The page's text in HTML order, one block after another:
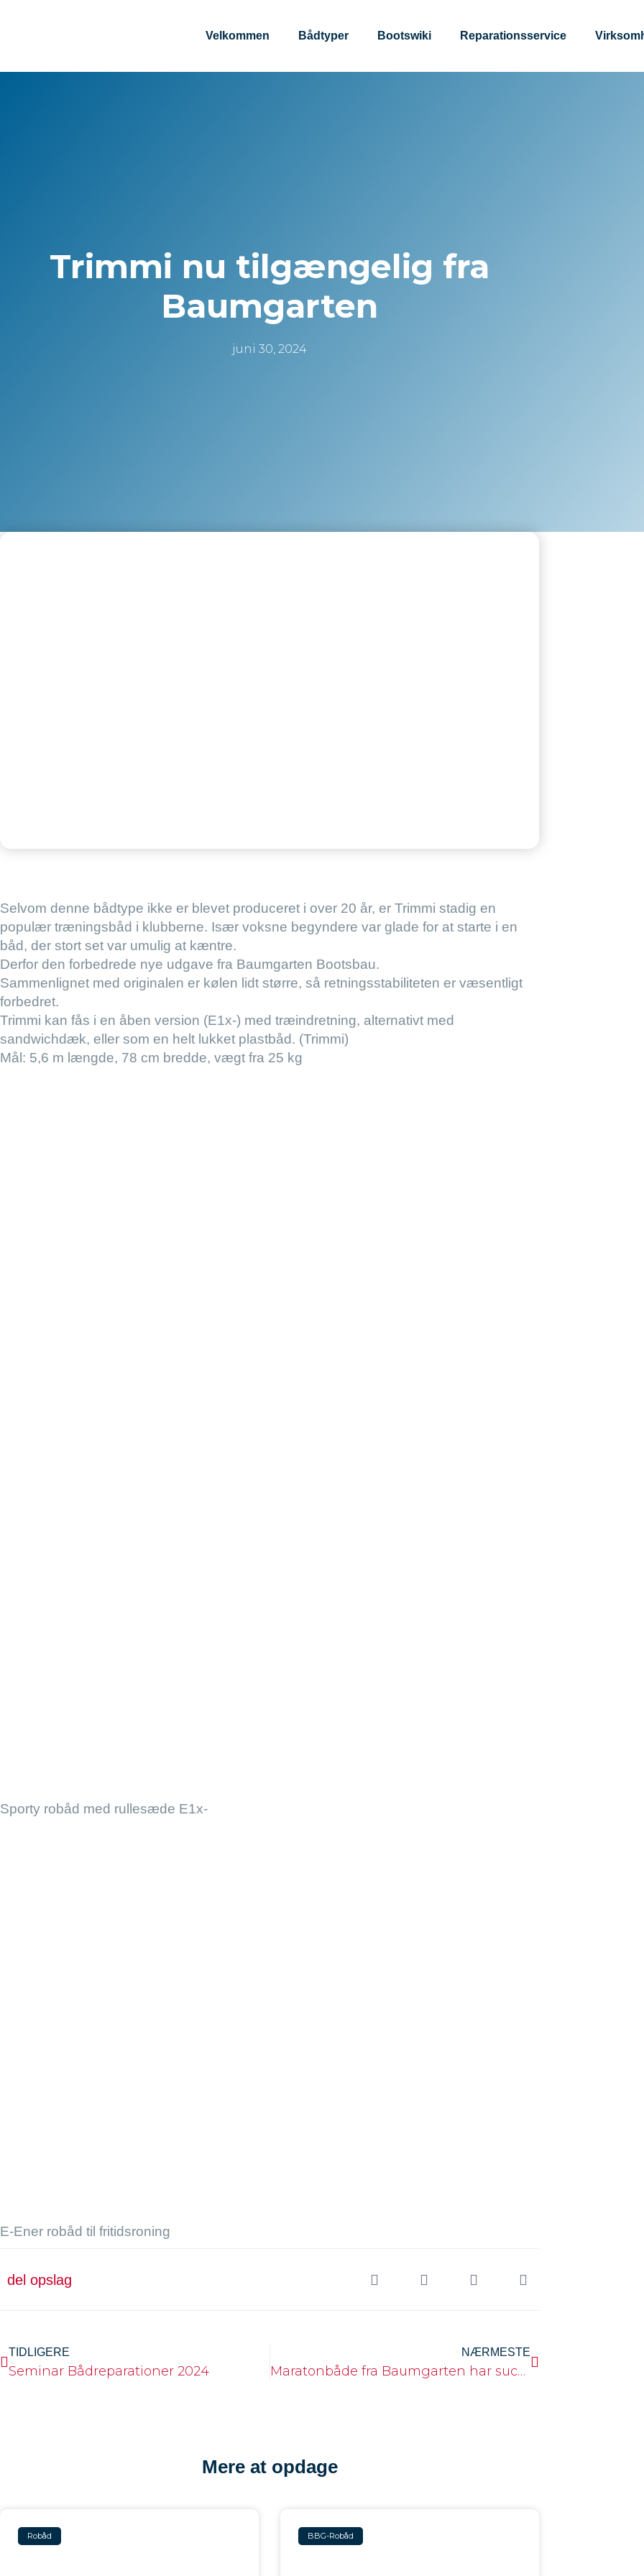
Velkommen Bådtyper Bootswiki Reparationsservice
Trimmi nu tilgængelig fra
Baumgarten
juni 30, 2024
Selvom denne bådtype ikke er blevet produceret i over 20 år, er Trimmi stadig en
populær træningsbåd i klubberne. Især voksne begyndere var glade for at starte i en
båd, der stort set var umulig at kæntre.
Derfor den forbedrede nye udgave fra Baumgarten Bootsbau.
Sammenlignet med originalen er kølen lidt større, så retningsstabiliteten er væsentligt
forbedret.
Trimmi kan fås i en åben version (E1x-) med træindretning, alternativt med
sandwichdæk, eller som en helt lukket plastbåd. (Trimmi)
Mål: 5,6 m længde, 78 cm bredde, vægt fra 25 kg
Sporty robåd med rullesæde E1x-
E-Ener robåd til fritidsroning
del opslag
TIDLIGERE
Seminar Bådreparationer 2024
NÆRMESTE
Maratonbåde fra Baumgarten har succes
Mere at opdage
Robåd BBG-Robåd